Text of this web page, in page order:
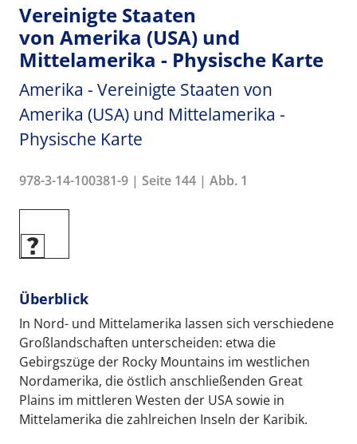
Vereinigte Staaten
von Amerika (USA) und
Mittelamerika - Physische Karte
Amerika - Vereinigte Staaten von
Amerika (USA) und Mittelamerika -
Physische Karte
978-3-14-100381-9 | Seite 144 | Abb. 1
Überblick
In Nord- und Mittelamerika lassen sich verschiedene
Großlandschaften unterscheiden: etwa die
Gebirgszüge der Rocky Mountains im westlichen
Nordamerika, die östlich anschließenden Great
Plains im mittleren Westen der USA sowie in
Mittelamerika die zahlreichen Inseln der Karibik.